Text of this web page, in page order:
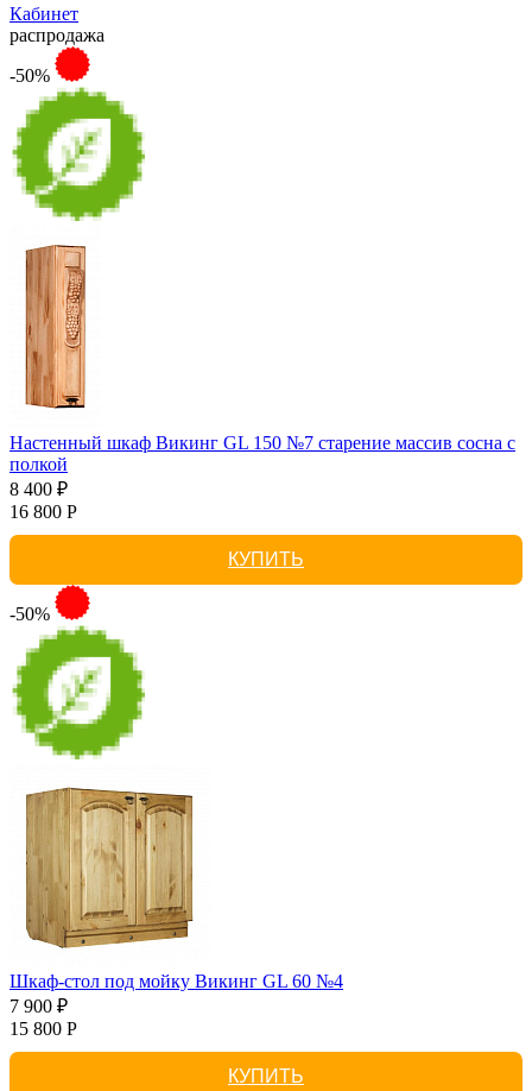
Кабинет
распродажа
-50%
Настенный шкаф Викинг GL 150 №7 старение массив сосна с
полкой
8 400 ₽
16 800 Р
КУПИТЬ
-50%
Шкаф-стол под мойку Викинг GL 60 №4
7 900 ₽
15 800 Р
КУПИТЬ